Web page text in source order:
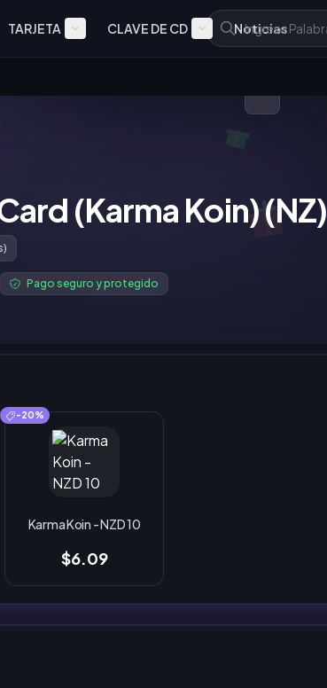
TARJETA CLAVE DE CD Noticias
(Karma Koin) (NZ)
Pago seguro y protegido
-20%
Karma Koin - NZD 10
$6.09